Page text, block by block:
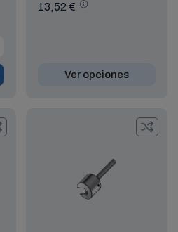
13,52 €
Ver opciones